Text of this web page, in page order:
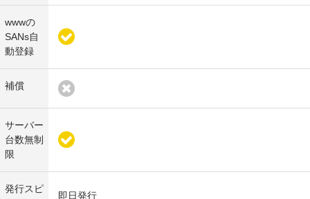
wwwの
SANs自
動登録
補償
サーバー
台数無制
限
発行スピ
即日発行